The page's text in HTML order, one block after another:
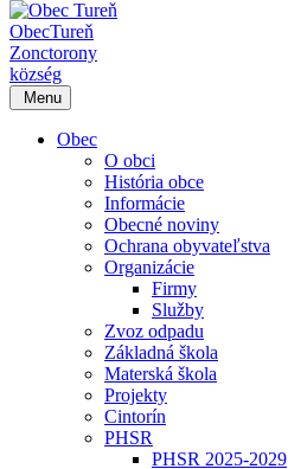
ObecTureň
Zonctorony
község
Menu
Obec
O obci
História obce
Informácie
Obecné noviny
Ochrana obyvateľstva
Organizácie
Firmy
Služby
Zvoz odpadu
Základná škola
Materská škola
Projekty
Cintorín
PHSR
PHSR 2025-2029